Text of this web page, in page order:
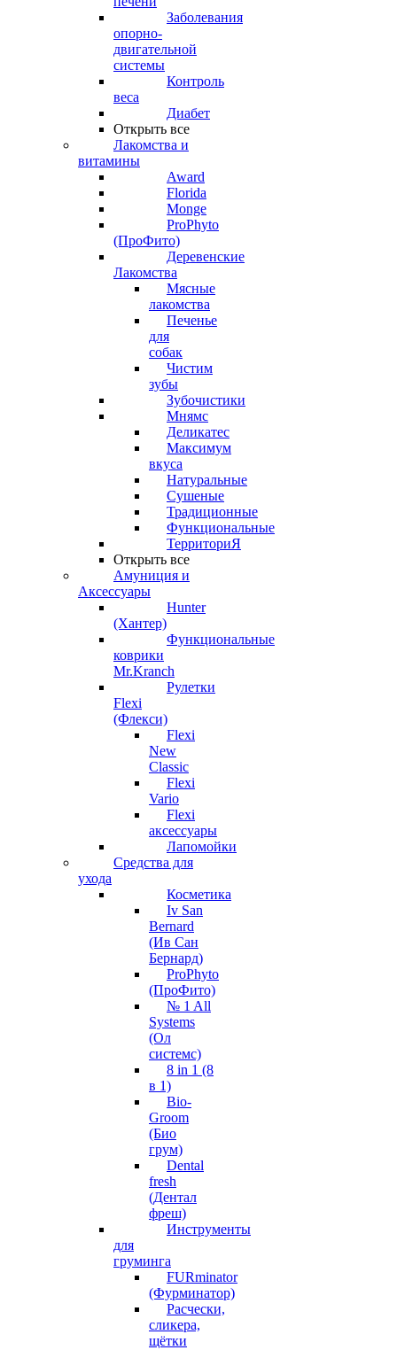
Заболевания
опорно-
двигательной
системы
Контроль
веса
Диабет
Открыть все
Лакомства и
витамины
Award
Florida
Monge
ProPhyto
(ПроФито)
Деревенские
Лакомства
Мясные
лакомства
Печенье
для
собак
Чистим
зубы
Зубочистики
Мнямс
Деликатес
Максимум
вкуса
Натуральные
Сушеные
Традиционные
Функциональные
ТерриториЯ
Открыть все
Амуниция и
Аксессуары
Hunter
(Хантер)
Функциональные
коврики
Mr.Kranch
Рулетки
Flexi
(Флекси)
Flexi
New
Classic
Flexi
Vario
Flexi
аксессуары
Лапомойки
Средства для
ухода
Косметика
Iv San
Bernard
(Ив Сан
Бернард)
ProPhyto
(ПроФито)
№ 1 All
Systems
(Ол
системс)
8 in 1 (8
в 1)
Bio-
Groom
(Био
грум)
Dental
fresh
(Дентал
фреш)
Инструменты
для
груминга
FURminator
(Фурминатор)
Расчески,
сликера,
щётки